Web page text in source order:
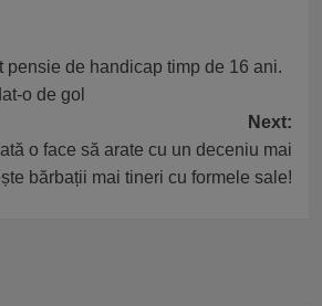
pensie de handicap timp de 16 ani.
o de gol
Next:
o face să arate cu un deceniu mai
bărbații mai tineri cu formele sale!